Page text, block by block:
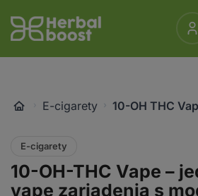
obsahu
Go
to
E-cigarety 10-OH THC
E-cigarety
10-OH-THC Vape –
vape zariadenia s